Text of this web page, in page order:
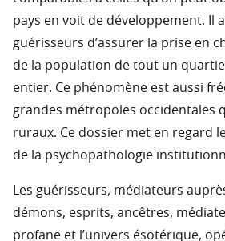
pays en voit de développement. Il
guérisseurs d’assurer la prise en
de la population de tout un
entier. Ce phénomène est aussi
grandes métropoles occidentales
ruraux. Ce dossier met en regard
de la psychopathologie
Les guérisseurs, médiateurs
démons, esprits, ancêtres,
profane et l’univers ésotérique,